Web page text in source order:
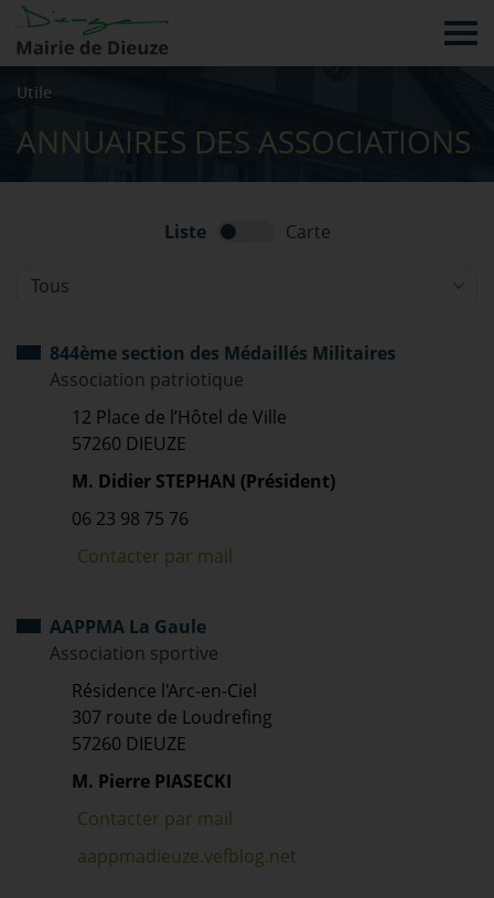
Utile
ANNUAIRES DES ASSOCIATIONS
Liste
Carte
844ème section des Médaillés Militaires
Association patriotique
12 Place de l’Hôtel de Ville
57260 DIEUZE
M. Didier STEPHAN (Président)
06 23 98 75 76
Contacter par mail
AAPPMA La Gaule
Association sportive
Résidence l'Arc-en-Ciel
307 route de Loudrefing
57260 DIEUZE
M. Pierre PIASECKI
Contacter par mail
aappmadieuze.vefblog.net